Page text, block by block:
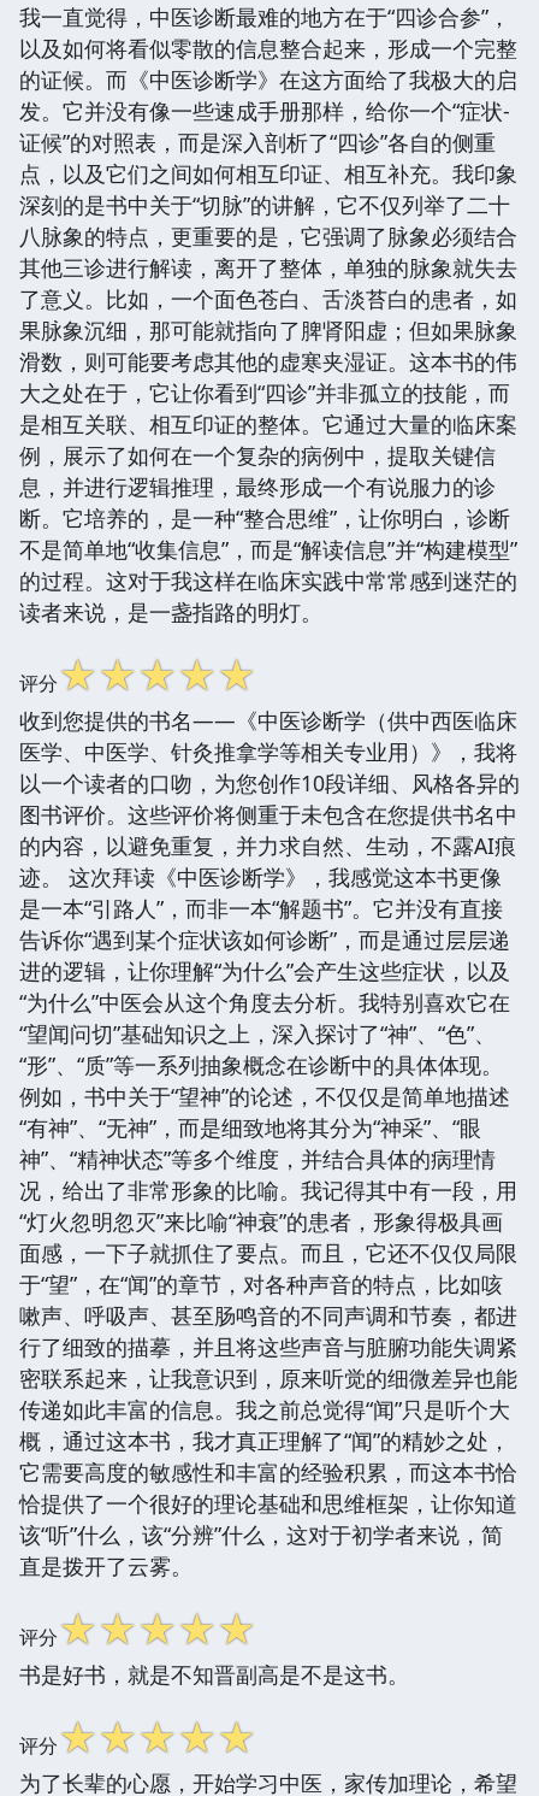
我一直觉得，中医诊断最难的地方在于“四诊合参”，
以及如何将看似零散的信息整合起来，形成一个完整
的证候。而《中医诊断学》在这方面给了我极大的启
发。它并没有像一些速成手册那样，给你一个“症状-
证候”的对照表，而是深入剖析了“四诊”各自的侧重
点，以及它们之间如何相互印证、相互补充。我印象
深刻的是书中关于“切脉”的讲解，它不仅列举了二十
八脉象的特点，更重要的是，它强调了脉象必须结合
其他三诊进行解读，离开了整体，单独的脉象就失去
了意义。比如，一个面色苍白、舌淡苔白的患者，如
果脉象沉细，那可能就指向了脾肾阳虚；但如果脉象
滑数，则可能要考虑其他的虚寒夹湿证。这本书的伟
大之处在于，它让你看到“四诊”并非孤立的技能，而
是相互关联、相互印证的整体。它通过大量的临床案
例，展示了如何在一个复杂的病例中，提取关键信
息，并进行逻辑推理，最终形成一个有说服力的诊
断。它培养的，是一种“整合思维”，让你明白，诊断
不是简单地“收集信息”，而是“解读信息”并“构建模型”
的过程。这对于我这样在临床实践中常常感到迷茫的
读者来说，是一盏指路的明灯。
评分☆☆☆☆☆
收到您提供的书名——《中医诊断学（供中西医临床
医学、中医学、针灸推拿学等相关专业用）》，我将
以一个读者的口吻，为您创作10段详细、风格各异的
图书评价。这些评价将侧重于未包含在您提供书名中
的内容，以避免重复，并力求自然、生动，不露AI痕
迹。 这次拜读《中医诊断学》，我感觉这本书更像
是一本“引路人”，而非一本“解题书”。它并没有直接
告诉你“遇到某个症状该如何诊断”，而是通过层层递
进的逻辑，让你理解“为什么”会产生这些症状，以及
“为什么”中医会从这个角度去分析。我特别喜欢它在
“望闻问切”基础知识之上，深入探讨了“神”、“色”、
“形”、“质”等一系列抽象概念在诊断中的具体体现。
例如，书中关于“望神”的论述，不仅仅是简单地描述
“有神”、“无神”，而是细致地将其分为“神采”、“眼
神”、“精神状态”等多个维度，并结合具体的病理情
况，给出了非常形象的比喻。我记得其中有一段，用
“灯火忽明忽灭”来比喻“神衰”的患者，形象得极具画
面感，一下子就抓住了要点。而且，它还不仅仅局限
于“望”，在“闻”的章节，对各种声音的特点，比如咳
嗽声、呼吸声、甚至肠鸣音的不同声调和节奏，都进
行了细致的描摹，并且将这些声音与脏腑功能失调紧
密联系起来，让我意识到，原来听觉的细微差异也能
传递如此丰富的信息。我之前总觉得“闻”只是听个大
概，通过这本书，我才真正理解了“闻”的精妙之处，
它需要高度的敏感性和丰富的经验积累，而这本书恰
恰提供了一个很好的理论基础和思维框架，让你知道
该“听”什么，该“分辨”什么，这对于初学者来说，简
直是拨开了云雾。
评分☆☆☆☆☆
书是好书，就是不知晋副高是不是这书。
评分☆☆☆☆☆
为了长辈的心愿，开始学习中医，家传加理论，希望